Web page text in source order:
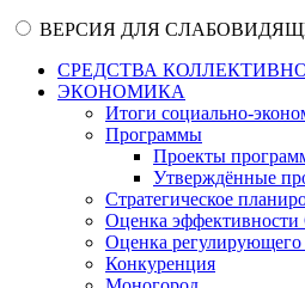
ВЕРСИЯ ДЛЯ
СРЕДСТВА
ЭКОНОМИКА
Итоги социально-
Программы
Проекты
Утверждённые
Стратегическое
Оценка
Оценка регулирующего
Конкуренция